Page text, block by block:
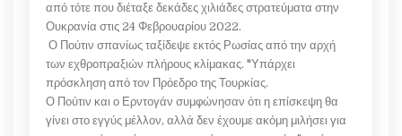
από τότε που διέταξε δεκάδες χιλιάδες στρατεύματα στην
Ουκρανία στις 24 Φεβρουαρίου 2022.
Ο Πούτιν σπανίως ταξίδεψε εκτός Ρωσίας από την αρχή
των εχθροπραξιών πλήρους κλίμακας. "Υπάρχει
πρόσκληση από τον Πρόεδρο της Τουρκίας.
Ο Πούτιν και ο Ερντογάν συμφώνησαν ότι η επίσκεψη θα
γίνει στο εγγύς μέλλον, αλλά δεν έχουμε ακόμη μιλήσει για